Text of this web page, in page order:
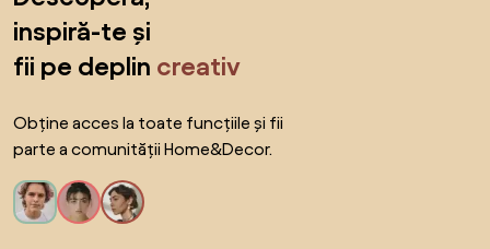
inspiră-te și
fii pe deplin creativ
Obține acces la toate funcțiile și fii
parte a comunității Home&Decor.